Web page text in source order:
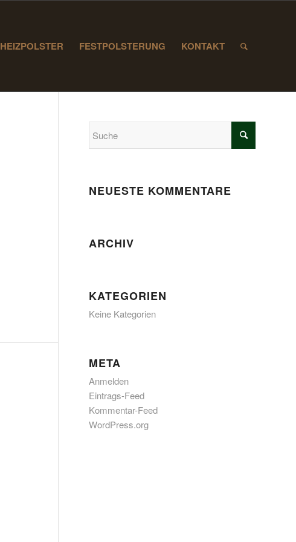
HEIZPOLSTER FESTPOLSTERUNG KONTAKT
NEUESTE KOMMENTARE
ARCHIV
KATEGORIEN
Keine Kategorien
META
Anmelden
Eintrags-Feed
Kommentar-Feed
WordPress.org